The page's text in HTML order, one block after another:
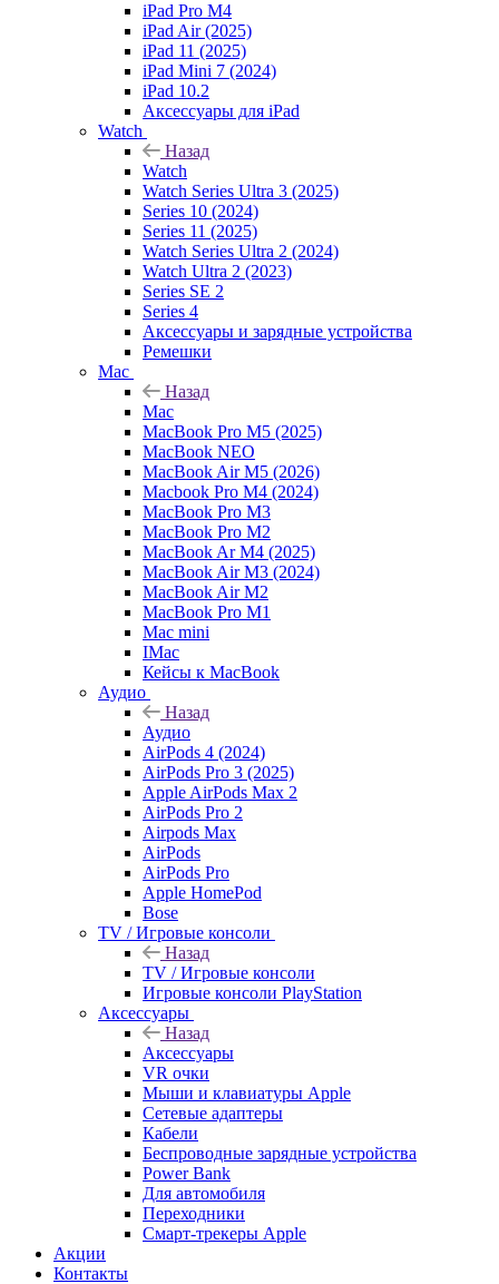
iPad Pro M4
iPad Air (2025)
iPad 11 (2025)
iPad Mini 7 (2024)
iPad 10.2
Аксессуары для iPad
Watch
Назад
Watch
Watch Series Ultra 3 (2025)
Series 10 (2024)
Series 11 (2025)
Watch Series Ultra 2 (2024)
Watch Ultra 2 (2023)
Series SE 2
Series 4
Аксессуары и зарядные устройства
Ремешки
Mac
Назад
Mac
MacBook Pro M5 (2025)
MacBook NEO
MacBook Air M5 (2026)
Macbook Pro M4 (2024)
MacBook Pro M3
MacBook Pro M2
MacBook Ar M4 (2025)
MacBook Air M3 (2024)
MacBook Air M2
MacBook Pro M1
Mac mini
IMac
Кейсы к MacBook
Аудио
Назад
Аудио
AirPods 4 (2024)
AirPods Pro 3 (2025)
Apple AirPods Max 2
AirPods Pro 2
Airpods Max
AirPods
AirPods Pro
Apple HomePod
Bose
TV / Игровые консоли
Назад
TV / Игровые консоли
Игровые консоли PlayStation
Аксессуары
Назад
Аксессуары
VR очки
Мыши и клавиатуры Apple
Сетевые адаптеры
Кабели
Беспроводные зарядные устройства
Power Bank
Для автомобиля
Переходники
Смарт-трекеры Apple
Акции
Контакты